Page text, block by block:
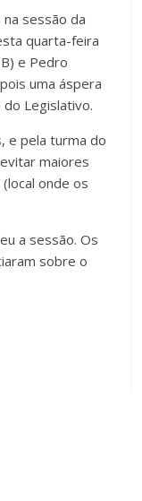
sessão da
quarta-feira
e Pedro
uma áspera
Legislativo.
e pela turma do
maiores
onde os
a sessão. Os
sobre o